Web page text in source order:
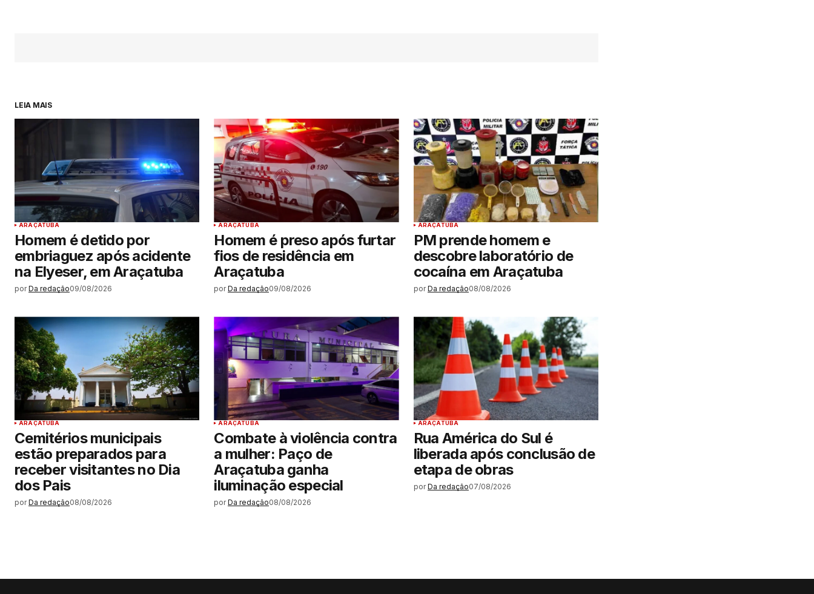
LEIA MAIS
ARAÇATUBA
Homem é detido por
embriaguez após acidente
na Elyeser, em Araçatuba
por Da redação09/08/2026
ARAÇATUBA
Homem é preso após furtar
fios de residência em
Araçatuba
por Da redação09/08/2026
ARAÇATUBA
PM prende homem e
descobre laboratório de
cocaína em Araçatuba
por Da redação08/08/2026
ARAÇATUBA
Cemitérios municipais
estão preparados para
receber visitantes no Dia
dos Pais
por Da redação08/08/2026
ARAÇATUBA
Combate à violência contra
a mulher: Paço de
Araçatuba ganha
iluminação especial
por Da redação08/08/2026
ARAÇATUBA
Rua América do Sul é
liberada após conclusão de
etapa de obras
por Da redação07/08/2026